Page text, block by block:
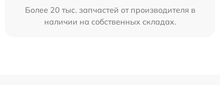
Более 20 тыс. запчастей от производителя в
наличии на собственных складах.